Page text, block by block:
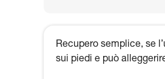
Recupero semplice, se
sui piedi e può